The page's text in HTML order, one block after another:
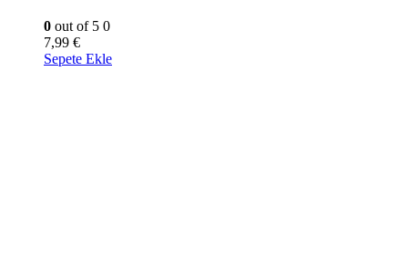
0 out of 5 0
7,99 €
Sepete Ekle